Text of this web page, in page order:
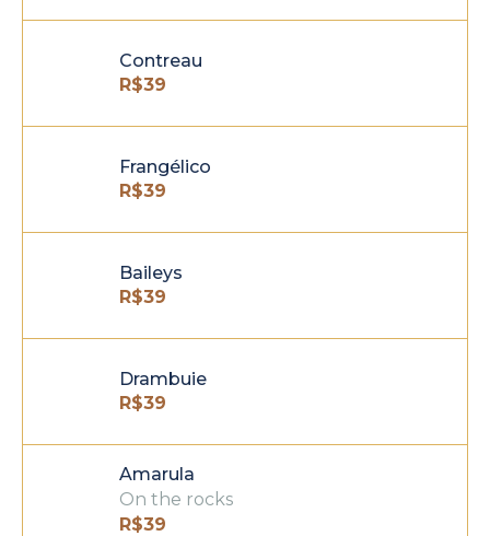
Contreau
R$39
Frangélico
R$39
Baileys
R$39
Drambuie
R$39
Amarula
On the rocks
R$39